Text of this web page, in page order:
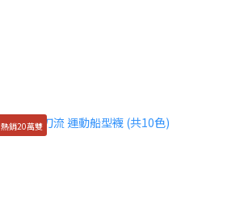
熱銷20萬雙